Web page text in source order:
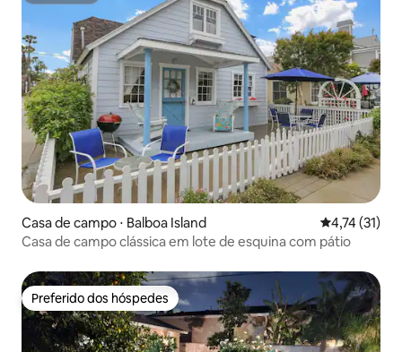
Casa de campo ⋅ Balboa Island 4,74 de uma
4,74 (31)
Casa de campo clássica em lote de esquina com pátio
Preferido dos hóspedes
Preferido dos hóspedes